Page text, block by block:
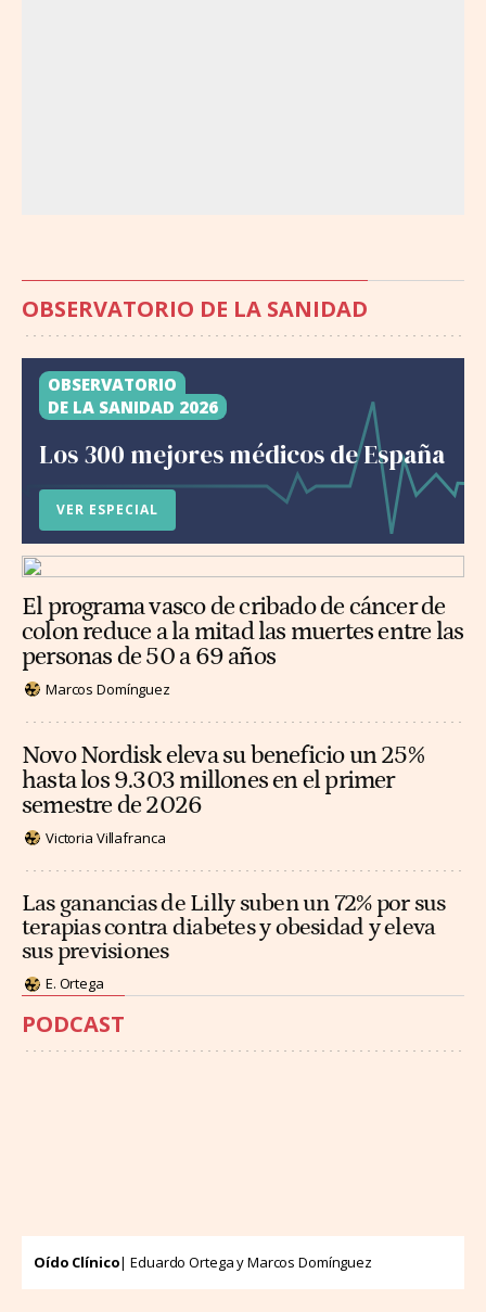
OBSERVATORIO DE LA SANIDAD
OBSERVATORIO
DE LA SANIDAD 2026
Los 300 mejores médicos de España
VER ESPECIAL
El programa vasco de cribado de cáncer de
colon reduce a la mitad las muertes entre las
personas de 50 a 69 años
Marcos Domínguez
Novo Nordisk eleva su beneficio un 25%
hasta los 9.303 millones en el primer
semestre de 2026
Victoria Villafranca
Las ganancias de Lilly suben un 72% por sus
terapias contra diabetes y obesidad y eleva
sus previsiones
E. Ortega
PODCAST
Oído Clínico| Eduardo Ortega y Marcos Domínguez